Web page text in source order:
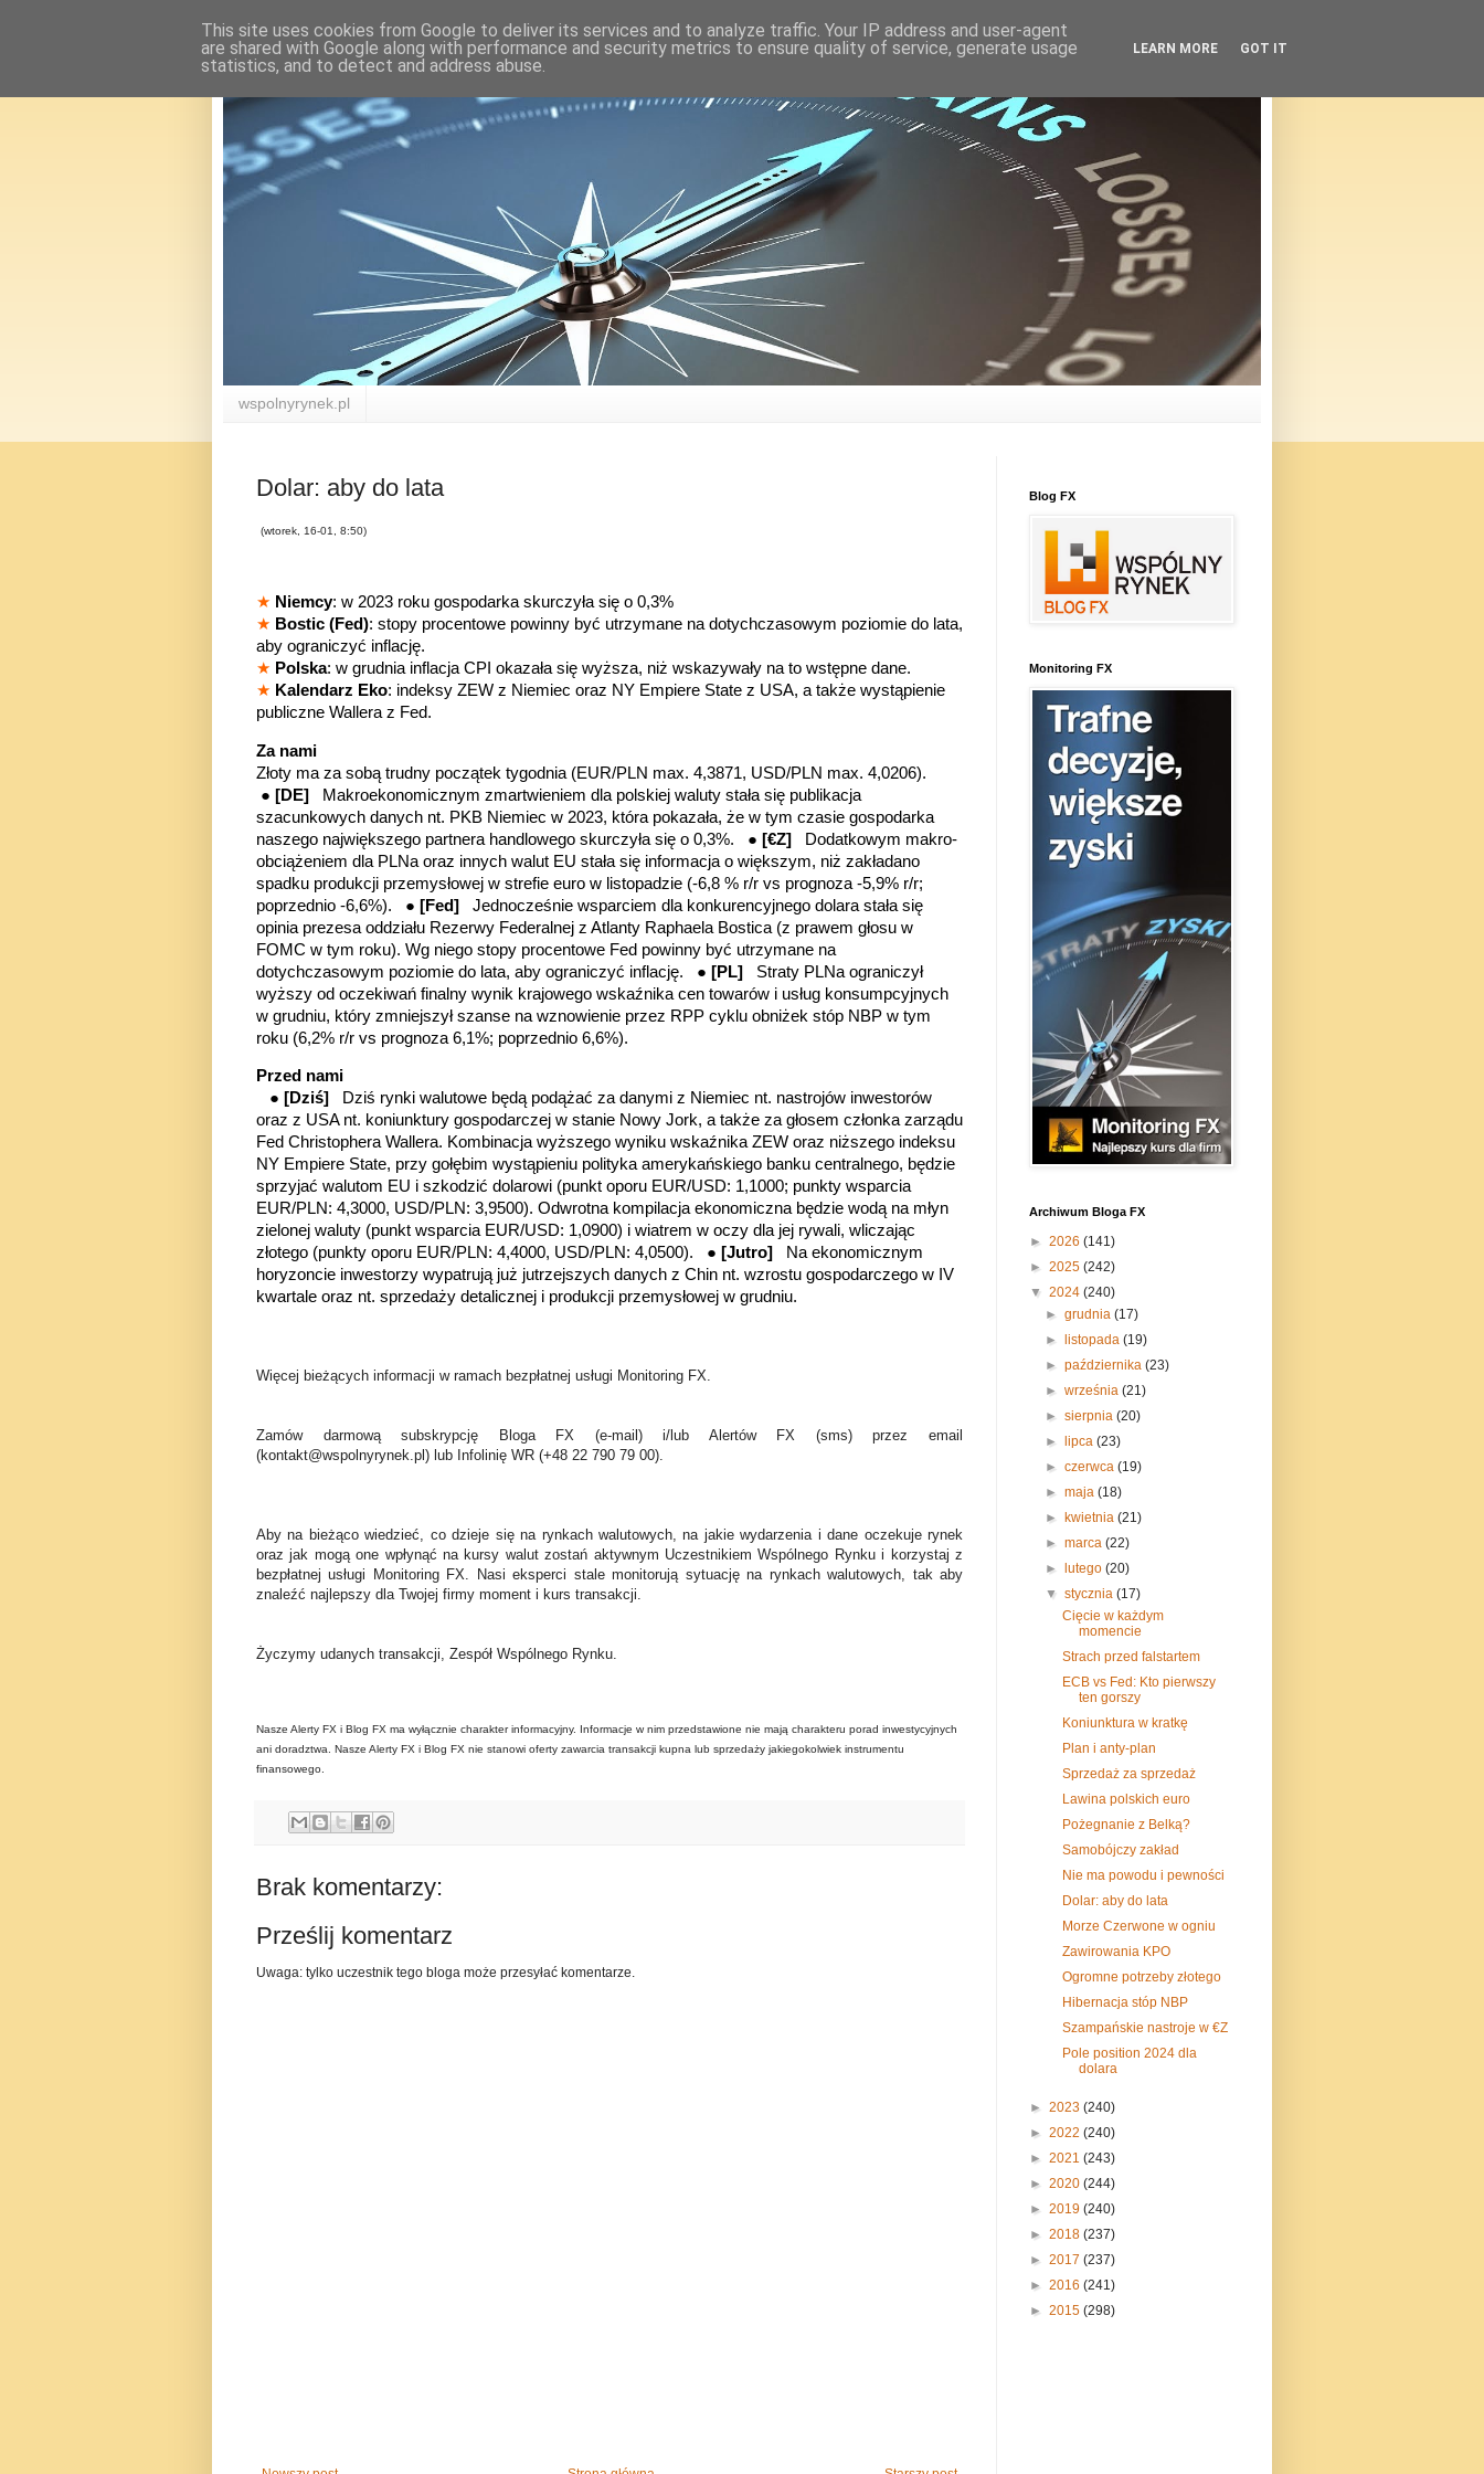
wspolnyrynek.pl
Dolar: aby do lata
(wtorek, 16-01, 8:50)
★ Niemcy: w 2023 roku gospodarka skurczyła się o 0,3%
★ Bostic (Fed): stopy procentowe powinny być utrzymane na dotychczasowym poziomie do lata,
aby ograniczyć inflację.
★ Polska: w grudnia inflacja CPI okazała się wyższa, niż wskazywały na to wstępne dane.
★ Kalendarz Eko: indeksy ZEW z Niemiec oraz NY Empiere State z USA, a także wystąpienie
publiczne Wallera z Fed.
Za nami
Złoty ma za sobą trudny początek tygodnia (EUR/PLN max. 4,3871, USD/PLN max. 4,0206).
● [DE]
Makroekonomicznym zmartwieniem dla polskiej waluty stała się publikacja
szacunkowych danych nt. PKB Niemiec w 2023, która pokazała, że w tym czasie gospodarka
naszego największego partnera handlowego skurczyła się o 0,3%. ● [€Z]
Dodatkowym makro-
obciążeniem dla PLNa oraz innych walut EU stała się informacja o większym, niż zakładano
spadku produkcji przemysłowej w strefie euro w listopadzie (-6,8 % r/r vs prognoza -5,9% r/r;
poprzednio -6,6%). ● [Fed] Jednocześnie wsparciem dla konkurencyjnego dolara stała się
opinia prezesa oddziału Rezerwy Federalnej z Atlanty Raphaela Bostica (z prawem głosu w
FOMC w tym roku). Wg niego stopy procentowe Fed powinny być utrzymane na
dotychczasowym poziomie do lata, aby ograniczyć inflację. ● [PL] Straty PLNa ograniczył
wyższy od oczekiwań finalny wynik krajowego wskaźnika cen towarów i usług konsumpcyjnych
w grudniu, który zmniejszył szanse na wznowienie przez RPP cyklu obniżek stóp NBP w tym
roku (6,2% r/r vs prognoza 6,1%; poprzednio 6,6%).
Przed nami
● [Dziś]
Dziś rynki walutowe będą podążać za danymi z Niemiec nt. nastrojów inwestorów
oraz z USA nt. koniunktury gospodarczej w stanie Nowy Jork, a także za głosem członka zarządu
Fed Christophera Wallera. Kombinacja wyższego wyniku wskaźnika ZEW oraz niższego indeksu
NY Empiere State, przy gołębim wystąpieniu polityka amerykańskiego banku centralnego, będzie
sprzyjać walutom EU i szkodzić dolarowi (punkt oporu EUR/USD: 1,1000; punkty wsparcia
EUR/PLN: 4,3000, USD/PLN: 3,9500). Odwrotna kompilacja ekonomiczna będzie wodą na młyn
zielonej waluty (punkt wsparcia EUR/USD: 1,0900) i wiatrem w oczy dla jej rywali, wliczając
złotego (punkty oporu EUR/PLN: 4,4000, USD/PLN: 4,0500). ● [Jutro]
Na ekonomicznym
horyzoncie inwestorzy wypatrują już jutrzejszych danych z Chin nt. wzrostu gospodarczego w IV
kwartale oraz nt. sprzedaży detalicznej i produkcji przemysłowej w grudniu.
Więcej bieżących informacji w ramach bezpłatnej usługi Monitoring FX.
Zamów darmową subskrypcję Bloga FX (e-mail) i/lub Alertów FX (sms) przez email
(kontakt@wspolnyrynek.pl) lub Infolinię WR (+48 22 790 79 00).
Aby na bieżąco wiedzieć, co dzieje się na rynkach walutowych, na jakie wydarzenia i dane oczekuje rynek
oraz jak mogą one wpłynąć na kursy walut zostań aktywnym Uczestnikiem Wspólnego Rynku i korzystaj z
bezpłatnej usługi Monitoring FX. Nasi eksperci stale monitorują sytuację na rynkach walutowych, tak aby
znaleźć najlepszy dla Twojej firmy moment i kurs transakcji.
Życzymy udanych transakcji, Zespół Wspólnego Rynku.
Nasze Alerty FX i Blog FX ma wyłącznie charakter informacyjny. Informacje w nim przedstawione nie mają charakteru porad inwestycyjnych
ani doradztwa. Nasze Alerty FX i Blog FX nie stanowi oferty zawarcia transakcji kupna lub sprzedaży jakiegokolwiek instrumentu
finansowego.
Brak komentarzy:
Prześlij komentarz
Uwaga: tylko uczestnik tego bloga może przesyłać komentarze.
Blog FX
Monitoring FX
Archiwum Bloga FX
► 2026 (141)
► 2025 (242)
▼ 2024 (240)
►grudnia(17)
►listopada(19)
►października(23)
►września(21)
►sierpnia(20)
►lipca(23)
►czerwca(19)
►maja(18)
►kwietnia(21)
►marca(22)
►lutego(20)
▼stycznia(17)
Cięcie w każdym
momencie
Strach przed falstartem
ECB vs Fed: Kto pierwszy
ten gorszy
Koniunktura w kratkę
Plan i anty-plan
Sprzedaż za sprzedaż
Lawina polskich euro
Pożegnanie z Belką?
Samobójczy zakład
Nie ma powodu i pewności
Dolar: aby do lata
Morze Czerwone w ogniu
Zawirowania KPO
Ogromne potrzeby złotego
Hibernacja stóp NBP
Szampańskie nastroje w €Z
Pole position 2024 dla
dolara
► 2023 (240)
► 2022 (240)
► 2021 (243)
► 2020 (244)
► 2019 (240)
► 2018 (237)
► 2017 (237)
► 2016 (241)
► 2015 (298)
This site uses cookies from Google to deliver its services and to analyze traffic. Your IP address and user-agent
are shared with Google along with performance and security metrics to ensure quality of service, generate usage
statistics, and to detect and address abuse.
LEARN MORE GOT IT